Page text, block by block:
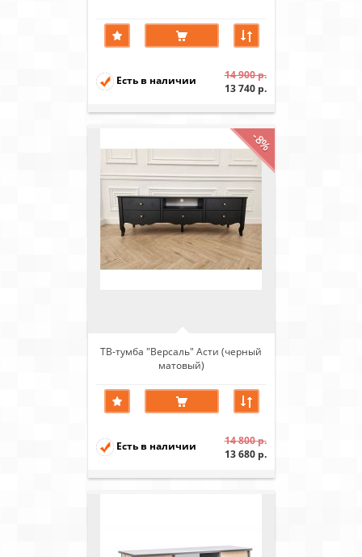
Есть в наличии
14 900 р.
13 740 р.
-8%
ТВ-тумба "Версаль" Асти (черный
матовый)
Есть в наличии
14 800 р.
13 680 р.